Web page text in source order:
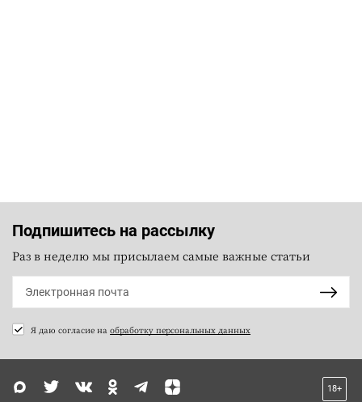
Подпишитесь на рассылку
Раз в неделю мы присылаем самые важные статьи
Я даю согласие на обработку персональных данных
18+